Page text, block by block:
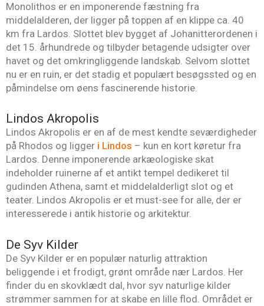
Monolithos er en imponerende fæstning fra
middelalderen, der ligger på toppen af en klippe ca. 40
km fra Lardos. Slottet blev bygget af Johanitterordenen i
det 15. århundrede og tilbyder betagende udsigter over
havet og det omkringliggende landskab. Selvom slottet
nu er en ruin, er det stadig et populært besøgssted og en
påmindelse om øens fascinerende historie.
Lindos Akropolis
Lindos Akropolis er en af de mest kendte seværdigheder
på Rhodos og ligger i Lindos – kun en kort køretur fra
Lardos. Denne imponerende arkæologiske skat
indeholder ruinerne af et antikt tempel dedikeret til
gudinden Athena, samt et middelalderligt slot og et
teater. Lindos Akropolis er et must-see for alle, der er
interesserede i antik historie og arkitektur.
De Syv Kilder
De Syv Kilder er en populær naturlig attraktion
beliggende i et frodigt, grønt område nær Lardos. Her
finder du en skovklædt dal, hvor syv naturlige kilder
strømmer sammen for at skabe en lille flod. Området er